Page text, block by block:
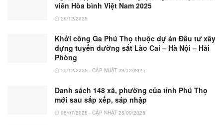
viên Hòa bình Việt Nam 2025
29/12/2025
Khởi công Ga Phú Thọ thuộc dự án Đầu tư xây
dựng tuyến đường sắt Lào Cai – Hà Nội – Hải
Phòng
20/12/2025 - CẬP NHẬT 29/12/2025
Danh sách 148 xã, phường của tỉnh Phú Thọ
mới sau sắp xếp, sáp nhập
08/07/2025 - CẬP NHẬT 25/09/2025